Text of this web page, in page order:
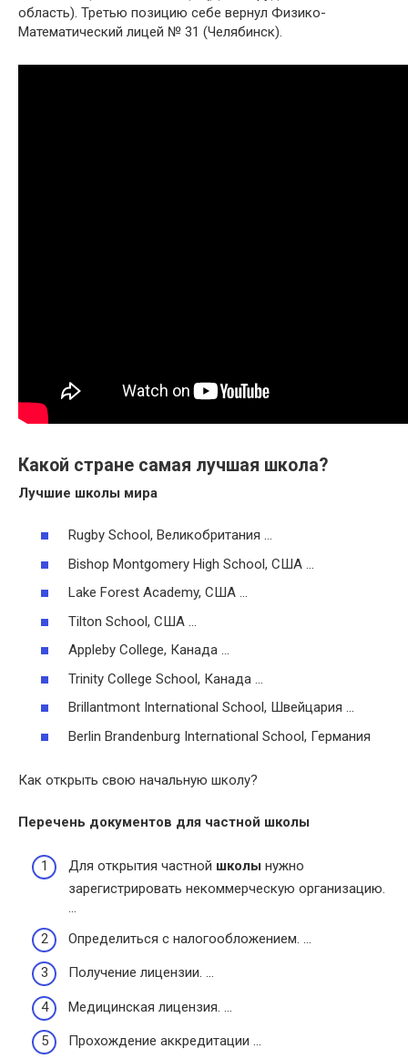
область). Третью позицию себе вернул Физико-
Математический лицей № 31 (Челябинск).
Какой стране самая лучшая школа?
Лучшие школы мира
Rugby School, Великобритания …
Bishop Montgomery High School, США …
Lake Forest Academy, США …
Tilton School, США …
Appleby College, Канада …
Trinity College School, Канада …
Brillantmont International School, Швейцария …
Berlin Brandenburg International School, Германия
Как открыть свою начальную школу?
Перечень документов для частной школы
Для открытия частной школы нужно
зарегистрировать некоммерческую организацию.
…
Определиться с налогообложением. …
Получение лицензии. …
Медицинская лицензия. …
Прохождение аккредитации …